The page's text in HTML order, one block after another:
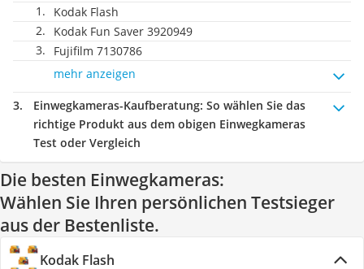
Kodak Flash
Kodak Fun Saver 3920949
Fujifilm 7130786
mehr anzeigen
Einwegkameras-Kaufberatung: So wählen Sie das
richtige Produkt aus dem obigen Einwegkameras
Test oder Vergleich
Die besten Einwegkameras:
Wählen Sie Ihren persönlichen Testsieger
aus der Bestenliste.
Kodak Flash